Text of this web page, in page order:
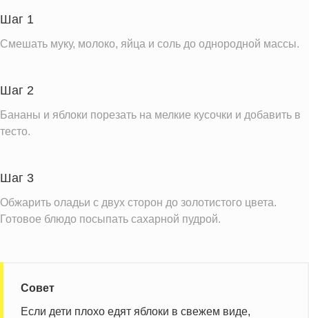
Пищевые волокна
Сахар
Фолиевая кислота
32.1 мкг
Шаг 1
Смешать муку, молоко, яйца и соль до однородной массы.
Шаг 2
Бананы и яблоки порезать на мелкие кусочки и добавить в
тесто.
Шаг 3
Обжарить оладьи с двух сторон до золотистого цвета.
Готовое блюдо посыпать сахарной пудрой.
Совет
Если дети плохо едят яблоки в свежем виде,